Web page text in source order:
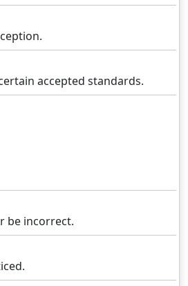
accepted standards.
be incorrect.